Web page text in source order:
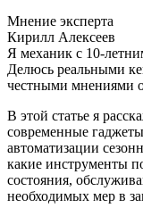
Мнение эксперта
Кирилл Алексеев
Я механик с 10-
Делюсь реальными
честными мнениями о
В этой статье я
современные
автоматизации
какие инструменты
состояния,
необходимых мер в